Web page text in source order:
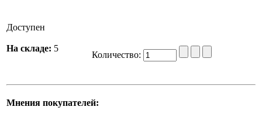
Доступен
На складе: 5
Количество:
Мнения покупателей: